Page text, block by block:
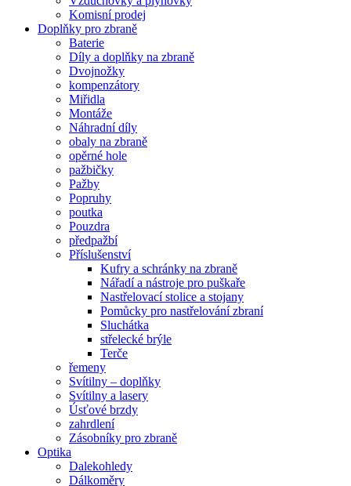
Komisní prodej
Doplňky pro zbraně
Baterie
Díly a doplňky na zbraně
Dvojnožky
kompenzátory
Miřidla
Montáže
Náhradní díly
obaly na zbraně
opěrné hole
pažbičky
Pažby
Popruhy
poutka
Pouzdra
předpažbí
Příslušenství
Kufry a schránky na zbraně
Nářadí a nástroje pro puškaře
Nastřelovací stolice a stojany
Pomůcky pro nastřelování zbraní
Sluchátka
střelecké brýle
Terče
řemeny
Svítilny – doplňky
Svítilny a lasery
Úsťové brzdy
zahrdlení
Zásobníky pro zbraně
Optika
Dalekohledy
Dálkoměry